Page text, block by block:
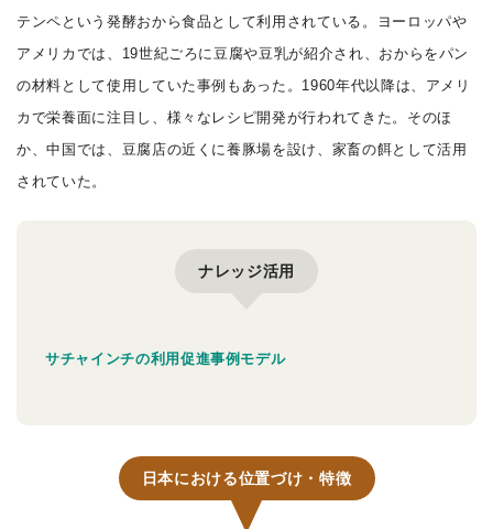
テンペという発酵おから食品として利用されている。ヨーロッパや
アメリカでは、19世紀ごろに豆腐や豆乳が紹介され、おからをパン
の材料として使用していた事例もあった。1960年代以降は、アメリ
カで栄養面に注目し、様々なレシピ開発が行われてきた。そのほ
か、中国では、豆腐店の近くに養豚場を設け、家畜の餌として活用
されていた。
ナレッジ活用
サチャインチの利用促進事例モデル
日本における位置づけ・特徴